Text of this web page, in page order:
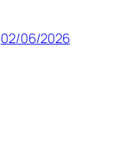
02/06/2026